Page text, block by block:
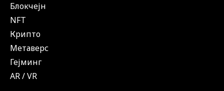
Блокчејн
NFT
Крипто
Метаверс
Гејминг
AR / VR